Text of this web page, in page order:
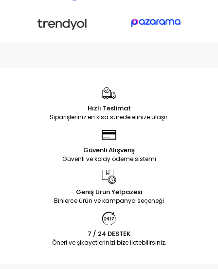
Hızlı Teslimat
Siparişleriniz en kısa sürede elinize ulaşır.
Güvenli Alışveriş
Güvenli ve kolay ödeme sistemi
Geniş Ürün Yelpazesi
Binlerce ürün ve kampanya seçeneği
7 / 24 DESTEK
Öneri ve şikayetlerinizi bize iletebilirsiniz.